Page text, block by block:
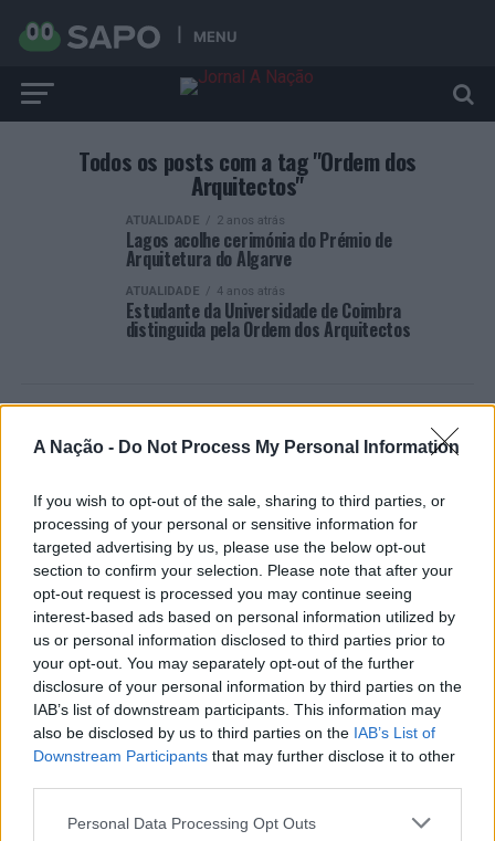
A Nação - Do Not Process My Personal Information
If you wish to opt-out of the sale, sharing to third parties, or
processing of your personal or sensitive information for
targeted advertising by us, please use the below opt-out
section to confirm your selection. Please note that after your
opt-out request is processed you may continue seeing
interest-based ads based on personal information utilized by
us or personal information disclosed to third parties prior to
your opt-out. You may separately opt-out of the further
disclosure of your personal information by third parties on the
IAB’s list of downstream participants. This information may
also be disclosed by us to third parties on the IAB’s List of
Downstream Participants that may further disclose it to other
Personal Data Processing Opt Outs
MENU
Todos os posts com a tag "Ordem dos
Arquitectos"
ATUALIDADE 2 anos atrás
Lagos acolhe cerimónia do Prémio de
Arquitetura do Algarve
ATUALIDADE 4 anos atrás
Estudante da Universidade de Coimbra
distinguida pela Ordem dos Arquitectos
Cultura digital pode “comprometer” a criatividade antes
de “provocar” mudanças genéticas, diz neurocientista
“Millennium Estoril Open 2026” regressou ao circuito ATP
com vitória do francês Luca Van Assche
Castelo Branco: “Bienal Internacional de Artes e Ofícios”
promete afirmar artesanato, património e inovação como
“motores de desenvolvimento económico e cultural” do
município português
valorização imobiliária como motores do crescimento da